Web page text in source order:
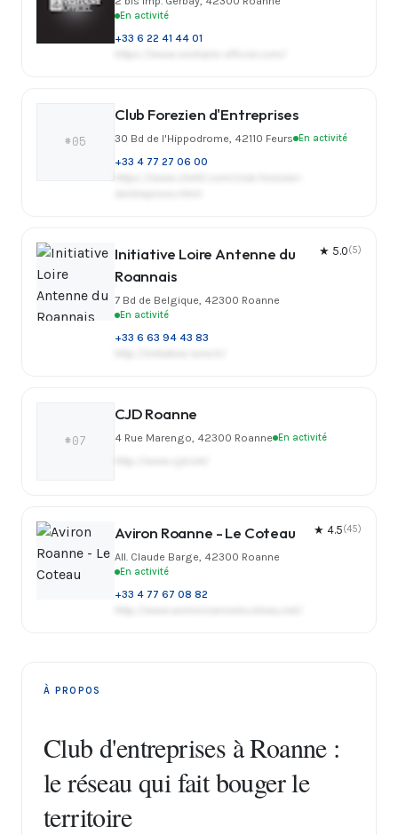
En activité
+33 6 22 41 44 01
#05
Club Forezien d'Entreprises
30 Bd de l'Hippodrome, 42110 Feurs En activité
+33 4 77 27 06 00
Initiative Loire Antenne du
Roannais
7 Bd de Belgique, 42300 Roanne
En activité
+33 6 63 94 43 83
★ 5.0(5)
#07
CJD Roanne
4 Rue Marengo, 42300 Roanne En activité
Aviron Roanne - Le Coteau
All. Claude Barge, 42300 Roanne
En activité
+33 4 77 67 08 82
★ 4.5(45)
À PROPOS
Club d'entreprises à Roanne :
le réseau qui fait bouger le
territoire